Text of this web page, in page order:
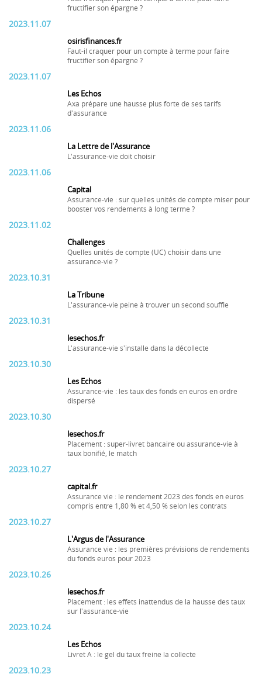
fructifier son épargne ?
2023.11.07
osirisfinances.fr
Faut-il craquer pour un compte à terme pour faire
fructifier son épargne ?
2023.11.07
Les Echos
Axa prépare une hausse plus forte de ses tarifs
d'assurance
2023.11.06
La Lettre de l'Assurance
L'assurance-vie doit choisir
2023.11.06
Capital
Assurance-vie : sur quelles unités de compte miser pour
booster vos rendements à long terme ?
2023.11.02
Challenges
Quelles unités de compte (UC) choisir dans une
assurance-vie ?
2023.10.31
La Tribune
L'assurance-vie peine à trouver un second souffle
2023.10.31
lesechos.fr
L'assurance-vie s'installe dans la décollecte
2023.10.30
Les Echos
Assurance-vie : les taux des fonds en euros en ordre
dispersé
2023.10.30
lesechos.fr
Placement : super-livret bancaire ou assurance-vie à
taux bonifié, le match
2023.10.27
capital.fr
Assurance vie : le rendement 2023 des fonds en euros
compris entre 1,80 % et 4,50 % selon les contrats
2023.10.27
L'Argus de l'Assurance
Assurance vie : les premières prévisions de rendements
du fonds euros pour 2023
2023.10.26
lesechos.fr
Placement : les effets inattendus de la hausse des taux
sur l'assurance-vie
2023.10.24
Les Echos
Livret A : le gel du taux freine la collecte
2023.10.23